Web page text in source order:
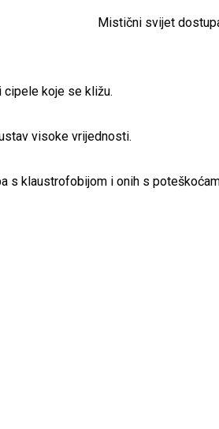
Mistični svijet
cipele koje se kližu.
visoke vrijednosti.
s klaustrofobijom i onih s